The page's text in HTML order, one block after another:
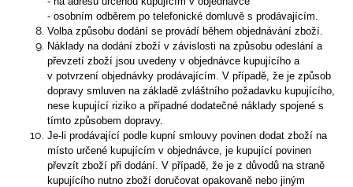
- osobním odběrem po telefonické domluvě s prodávajícím.
Volba způsobu dodání se provádí během objednávání zboží.
Náklady na dodání zboží v závislosti na způsobu odeslání a
převzetí zboží jsou uvedeny v objednávce kupujícího a
v potvrzení objednávky prodávajícím. V případě, že je způsob
dopravy smluven na základě zvláštního požadavku kupujícího,
nese kupující riziko a případné dodatečné náklady spojené s
tímto způsobem dopravy.
Je-li prodávající podle kupní smlouvy povinen dodat zboží na
místo určené kupujícím v objednávce, je kupující povinen
převzít zboží při dodání. V případě, že je z důvodů na straně
kupujícího nutno zboží doručovat opakovaně nebo jiným